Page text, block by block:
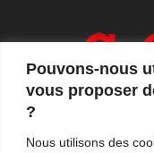
Pouvons-nous
vous proposer
?
Nous utilisons des
et de